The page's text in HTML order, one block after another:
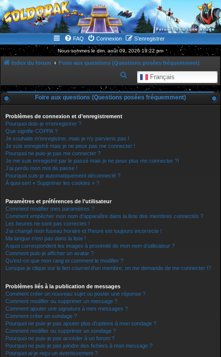
WWW.GOLDORAKGO.COM
le site de la Lune Rouge
FAQ Connexion S’enregistrer
Nous sommes le dim. août 09, 2026 19:22 pm
Index du forum Foire aux questions (Questions posées fréquemment)
Français
e
c
c
Foire aux questions (Questions posées fréquemment)
Problèmes de connexion et d’enregistrement
Pourquoi dois-je m’enregistrer ?
Que signifie COPPA ?
Je souhaite m’enregistrer, mais je n’y parviens pas !
Je suis enregistré mais je ne peux pas me connecter !
Pourquoi ne puis-je pas me connecter ?
Je me suis enregistré par le passé mais je ne peux plus me connecter ?!
J’ai perdu mon mot de passe !
Pourquoi suis-je automatiquement déconnecté ?
À quoi sert « Supprimer les cookies » ?
Paramètres et préférences de l’utilisateur
Comment modifier mes paramètres ?
Comment empêcher mon nom d’apparaître dans la liste des membres connectés ?
Les heures ne sont pas correctes !
J’ai changé mon fuseau horaire et l’heure est toujours incorrecte !
Ma langue n’est pas dans la liste !
A quoi correspondent les images à proximité de mon nom d’utilisateur ?
Comment puis-je afficher un avatar ?
Qu’est-ce que mon rang et comment le modifier ?
Lorsque je clique sur le lien courrield’un membre, on me demande de me connecter !?
Problèmes liés à la publication de messages
Comment créer un nouveau sujet ou poster une réponse ?
Comment modifier ou supprimer un message ?
Comment ajouter une signature à mes messages ?
Comment créer un sondage ?
Pourquoi ne puis-je pas ajouter plus d’options à mon sondage ?
Comment modifier ou supprimer un sondage ?
Pourquoi ne puis-je pas accéder à un forum ?
Pourquoi ne puis-je pas joindre des fichiers à mon message ?
Pourquoi ai-je reçu un avertissement ?